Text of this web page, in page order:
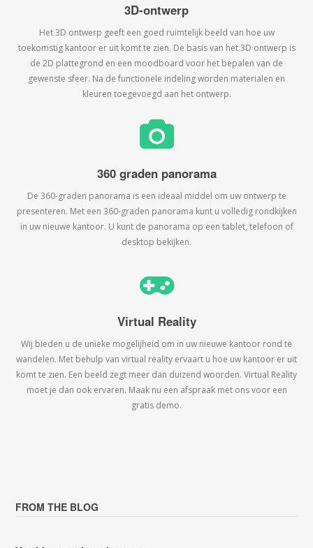
3D-ontwerp
Het 3D ontwerp geeft een goed ruimtelijk beeld van hoe uw
toekomstig kantoor er uit komt te zien. De basis van het 3D ontwerp is
de 2D plattegrond en een moodboard voor het bepalen van de
gewenste sfeer. Na de functionele indeling worden materialen en
kleuren toegevoegd aan het ontwerp.
360 graden panorama
De 360-graden panorama is een ideaal middel om uw ontwerp te
presenteren. Met een 360-graden panorama kunt u volledig rondkijken
in uw nieuwe kantoor. U kunt de panorama op een tablet, telefoon of
desktop bekijken.
Virtual Reality
Wij bieden u de unieke mogelijheid om in uw nieuwe kantoor rond te
wandelen. Met behulp van virtual reality ervaart u hoe uw kantoor er uit
komt te zien. Een beeld zegt meer dan duizend woorden. Virtual Reality
moet je dan ook ervaren. Maak nu een afspraak met ons voor een
gratis demo.
FROM THE BLOG